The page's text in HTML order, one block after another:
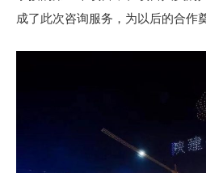
成了此次咨询服务，为以后的合作